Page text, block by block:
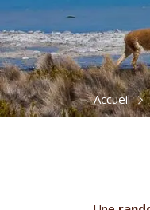
Accueil